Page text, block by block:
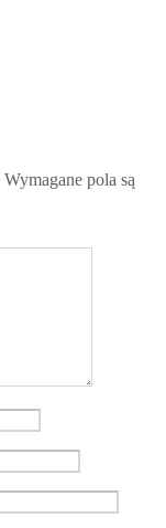
Wymagane pola są